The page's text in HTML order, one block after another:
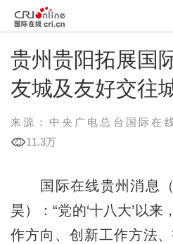
贵州贵阳拓展国
友城及友好交往
来源：中央广电总台国际在
11.3万
国际在线贵州消息（
昊）：“党的‘十八大’以
作方向、创新工作方法